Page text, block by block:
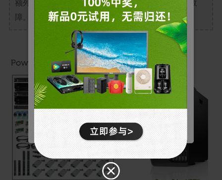
额外软件就可以集群部署，可以防止服务器的单点故
障。
戴尔使用不同类型的 Cookie 来优化您的体验并启用
某些网站功能，改善您的整体网页浏览体验。请注
意，如果阻止 Cookie，则可能会影响您的网站体
验，并可能对我们可提供的服务或功能造成影响。
基本
允许用户在我们的网站上移动以及提供访问诸如您的
个人资料和购买、登录凭据以及网站其他区域等功能
的访问权限。
营销
用于了解我们网站上的用户行为，并展示与您的兴趣
更相关的广告。
统计
通过收集和报告信息，帮助我们了解访问者如何与我
们的网站互动。
* 点击确认按钮或关闭Cookie弹窗代表您已同意以上内容。
确认